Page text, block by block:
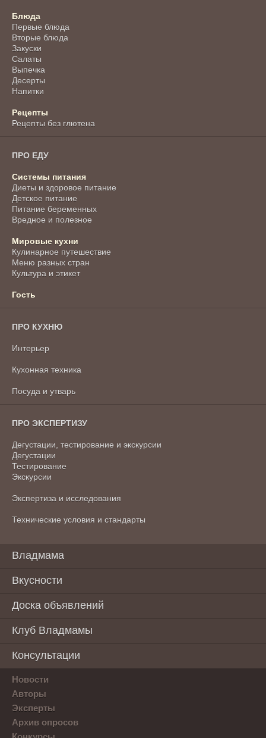
Блюда
Первые блюда
Вторые блюда
Закуски
Салаты
Выпечка
Десерты
Напитки
Рецепты
Рецепты без глютена
ПРО ЕДУ
Системы питания
Диеты и здоровое питание
Детское питание
Питание беременных
Вредное и полезное
Мировые кухни
Кулинарное путешествие
Меню разных стран
Культура и этикет
Гость
ПРО КУХНЮ
Интерьер
Кухонная техника
Посуда и утварь
ПРО ЭКСПЕРТИЗУ
Дегустации, тестирование и экскурсии
Дегустации
Тестирование
Экскурсии
Экспертиза и исследования
Технические условия и стандарты
Владмама
Вкусности
Доска объявлений
Клуб Владмамы
Консультации
Новости
Авторы
Эксперты
Архив опросов